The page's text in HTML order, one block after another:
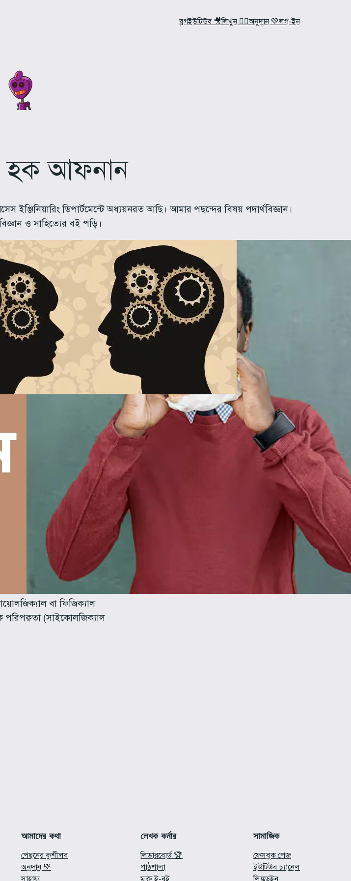
ব্লগইউটিউব 🎥লিখুন ✍🏼অনুদান 💚লগ-ইন
হক আফনান
ইঞ্জিনিয়ারিং ডিপার্টমেন্টে অধ্যয়নরত আছি। আমার পছন্দের বিষয় পদার্থবিজ্ঞান।
ও সাহিত্যের বই পড়ি।
ছেলেদের
পরিপক্ব?
ধারণা হলো
মধ্যে মেয়েরা শারীরিক ও
পরিপক্বতা (ম্যাচিউরিটি)
পরিপক্বতা
বোঝানো হয়।
ভাগ করা হয়। তবে
ব্যক্তিগত বিকাশের পরিপক্বতা
বা ফিজিক্যাল
পরিপক্বতা (সাইকোলজিক্যাল
আমাদের কথা
পেছনের কুশীলব
অনুদান 💚
সাহায্য
লেখক কর্নার
লিডারবোর্ড 🏆
পাঠশালা
মুক্ত ই-বই
সামাজিক
ফেসবুক পেজ
ইউটিউব চ্যানেল
লিঙ্কডইন